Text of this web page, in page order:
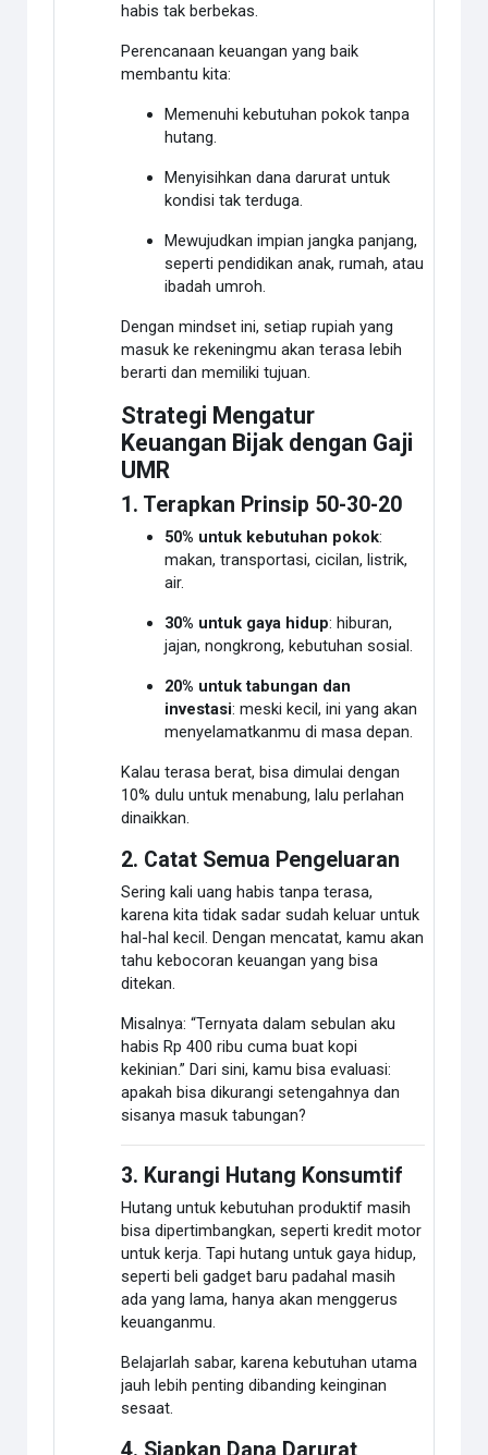
habis tak berbekas.
Perencanaan keuangan yang baik
membantu kita:
Memenuhi kebutuhan pokok tanpa
hutang.
Menyisihkan dana darurat untuk
kondisi tak terduga.
Mewujudkan impian jangka panjang,
seperti pendidikan anak, rumah, atau
ibadah umroh.
Dengan mindset ini, setiap rupiah yang
masuk ke rekeningmu akan terasa lebih
berarti dan memiliki tujuan.
Strategi Mengatur
Keuangan Bijak dengan Gaji
UMR
1. Terapkan Prinsip 50-30-20
50% untuk kebutuhan pokok:
makan, transportasi, cicilan, listrik,
air.
30% untuk gaya hidup: hiburan,
jajan, nongkrong, kebutuhan sosial.
20% untuk tabungan dan
investasi: meski kecil, ini yang akan
menyelamatkanmu di masa depan.
Kalau terasa berat, bisa dimulai dengan
10% dulu untuk menabung, lalu perlahan
dinaikkan.
2. Catat Semua Pengeluaran
Sering kali uang habis tanpa terasa,
karena kita tidak sadar sudah keluar untuk
hal-hal kecil. Dengan mencatat, kamu akan
tahu kebocoran keuangan yang bisa
ditekan.
Misalnya: “Ternyata dalam sebulan aku
habis Rp 400 ribu cuma buat kopi
kekinian.” Dari sini, kamu bisa evaluasi:
apakah bisa dikurangi setengahnya dan
sisanya masuk tabungan?
3. Kurangi Hutang Konsumtif
Hutang untuk kebutuhan produktif masih
bisa dipertimbangkan, seperti kredit motor
untuk kerja. Tapi hutang untuk gaya hidup,
seperti beli gadget baru padahal masih
ada yang lama, hanya akan menggerus
keuanganmu.
Belajarlah sabar, karena kebutuhan utama
jauh lebih penting dibanding keinginan
sesaat.